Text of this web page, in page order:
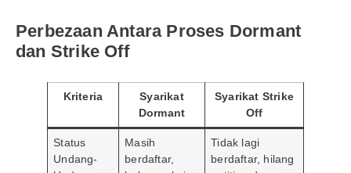
Perbezaan Antara Proses Dormant
dan Strike Off
Kriteria
Syarikat
Dormant
Syarikat Strike
Off
Status
Undang-
Masih
berdaftar,
Tidak lagi
berdaftar, hilang